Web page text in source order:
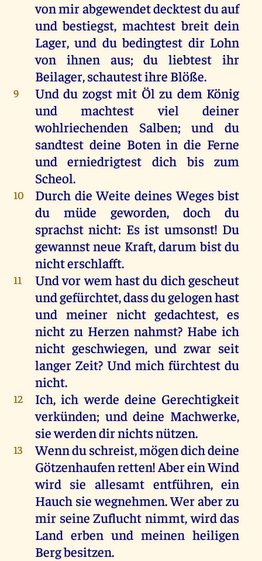
vonmirabgewendetdecktestduauf
undbestiegst, machtest breit dein
Lager,und dubedingtest dir Lohn
von
ihnen aus;du liebtestihr
Beilager, schautestihre Blöße.
9 Und du zogst mit Öl zu dem König
und
machtest viel
deiner
wohlriechenden Salben;und
du
sandtest deine Boten in die Ferne
underniedrigtest dich bis
zum
Scheol.
10 Durch die Weite deines Weges bist
du
müde geworden,doch
du
sprachst nicht: Es ist umsonst! Du
gewannstneue Kraft,darum bistdu
nichterschlafft.
11 Undvorwem hastdu dichgescheut
undgefürchtet, dassdugelogenhast
und meiner nicht gedachtest,es
nicht zu Herzen nahmst? Habe ich
nichtgeschwiegen, und zwar seit
langer Zeit? Und mich fürchtest du
nicht.
12 Ich,ich werde deine Gerechtigkeit
verkünden; und deine Machwerke,
siewerdendirnichtsnützen.
13 Wennduschreist,mögendichdeine
Götzenhaufenretten!AbereinWind
wird sie allesamt entführen,ein
Hauch sie wegnehmen.Weraberzu
mir seine Zuflucht nimmt,wirddas
Land erben und meinen heiligen
Bergbesitzen.